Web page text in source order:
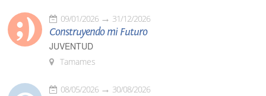
09/01/2026 31/12/2026
Construyendo mi Futuro
JUVENTUD
Tamames
08/05/2026 30/08/2026